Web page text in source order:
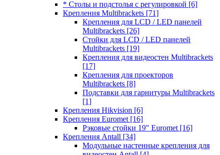
* Столы и подстолья с регулировкой [6]
Крепления Multibrackets [71]
Крепления для LCD / LED панелей
Multibrackets [26]
Стойки для LCD / LED панелей
Multibrackets [19]
Крепления для видеостен Multibrackets
[17]
Крепления для проекторов
Multibrackets [8]
Подставки для гарнитуры Multibrackets
[1]
Крепления Hikvision [6]
Крепления Euromet [16]
Рэковые стойки 19" Euromet [16]
Крепления Antall [34]
Модульные настенные крепления для